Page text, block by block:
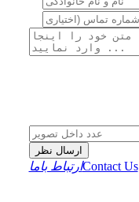
ارسال نظر
ارتباط باماContact Us